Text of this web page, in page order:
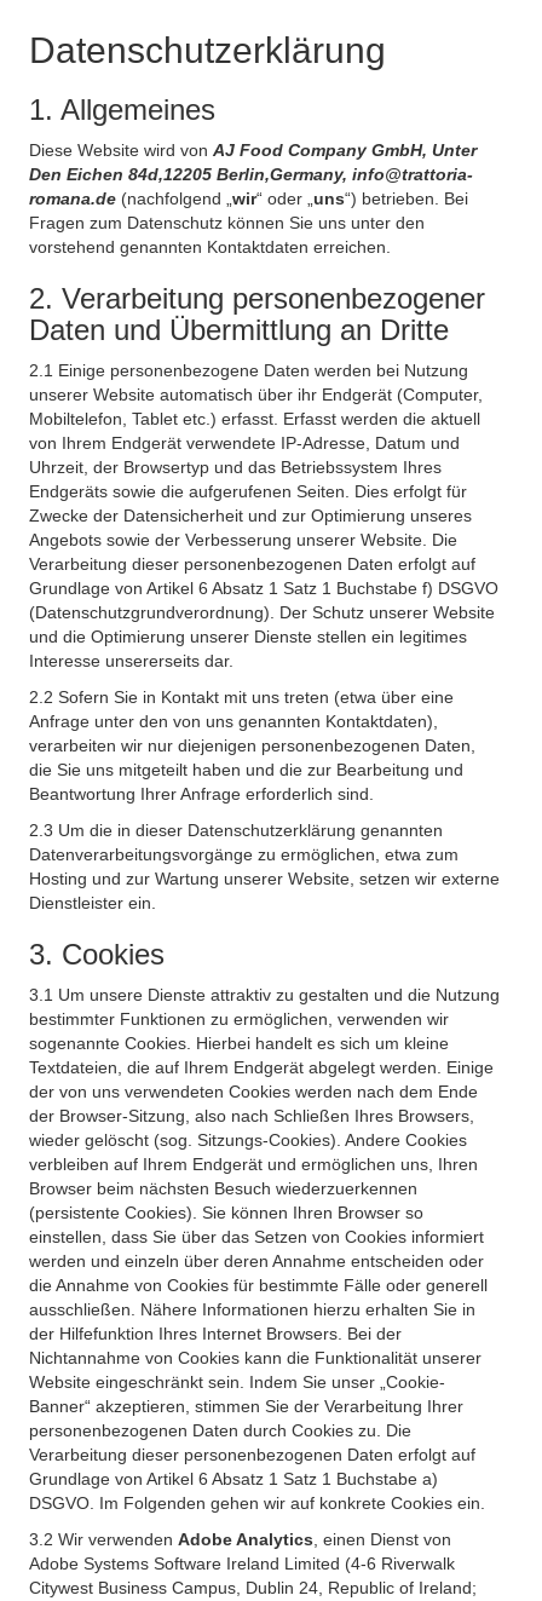
Datenschutzerklärung
1. Allgemeines
Diese Website wird von AJ Food Company GmbH, Unter
Den Eichen 84d,12205 Berlin,Germany, info@trattoria-
romana.de (nachfolgend „ wir“ oder „ uns“) betrieben. Bei
Fragen zum Datenschutz können Sie uns unter den
vorstehend genannten Kontaktdaten erreichen.
2. Verarbeitung personenbezogener
Daten und Übermittlung an Dritte
2.1 Einige personenbezogene Daten werden bei Nutzung
unserer Website automatisch über ihr Endgerät (Computer,
Mobiltelefon, Tablet etc.) erfasst. Erfasst werden die aktuell
von Ihrem Endgerät verwendete IP-Adresse, Datum und
Uhrzeit, der Browsertyp und das Betriebssystem Ihres
Endgeräts sowie die aufgerufenen Seiten. Dies erfolgt für
Zwecke der Datensicherheit und zur Optimierung unseres
Angebots sowie der Verbesserung unserer Website. Die
Verarbeitung dieser personenbezogenen Daten erfolgt auf
Grundlage von Artikel 6 Absatz 1 Satz 1 Buchstabe f) DSGVO
(Datenschutzgrundverordnung). Der Schutz unserer Website
und die Optimierung unserer Dienste stellen ein legitimes
Interesse unsererseits dar.
2.2 Sofern Sie in Kontakt mit uns treten (etwa über eine
Anfrage unter den von uns genannten Kontaktdaten),
verarbeiten wir nur diejenigen personenbezogenen Daten,
die Sie uns mitgeteilt haben und die zur Bearbeitung und
Beantwortung Ihrer Anfrage erforderlich sind.
2.3 Um die in dieser Datenschutzerklärung genannten
Datenverarbeitungsvorgänge zu ermöglichen, etwa zum
Hosting und zur Wartung unserer Website, setzen wir externe
Dienstleister ein.
3. Cookies
3.1 Um unsere Dienste attraktiv zu gestalten und die Nutzung
bestimmter Funktionen zu ermöglichen, verwenden wir
sogenannte Cookies. Hierbei handelt es sich um kleine
Textdateien, die auf Ihrem Endgerät abgelegt werden. Einige
der von uns verwendeten Cookies werden nach dem Ende
der Browser-Sitzung, also nach Schließen Ihres Browsers,
wieder gelöscht (sog. Sitzungs-Cookies). Andere Cookies
verbleiben auf Ihrem Endgerät und ermöglichen uns, Ihren
Browser beim nächsten Besuch wiederzuerkennen
(persistente Cookies). Sie können Ihren Browser so
einstellen, dass Sie über das Setzen von Cookies informiert
werden und einzeln über deren Annahme entscheiden oder
die Annahme von Cookies für bestimmte Fälle oder generell
ausschließen. Nähere Informationen hierzu erhalten Sie in
der Hilfefunktion Ihres Internet Browsers. Bei der
Nichtannahme von Cookies kann die Funktionalität unserer
Website eingeschränkt sein. Indem Sie unser „Cookie-
Banner“ akzeptieren, stimmen Sie der Verarbeitung Ihrer
personenbezogenen Daten durch Cookies zu. Die
Verarbeitung dieser personenbezogenen Daten erfolgt auf
Grundlage von Artikel 6 Absatz 1 Satz 1 Buchstabe a)
DSGVO. Im Folgenden gehen wir auf konkrete Cookies ein.
3.2 Wir verwenden Adobe Analytics , einen Dienst von
Adobe Systems Software Ireland Limited (4-6 Riverwalk
Citywest Business Campus, Dublin 24, Republic of Ireland;